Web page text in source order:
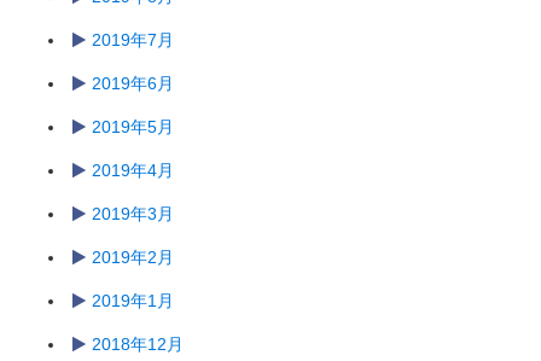
2019年7月
2019年6月
2019年5月
2019年4月
2019年3月
2019年2月
2019年1月
2018年12月